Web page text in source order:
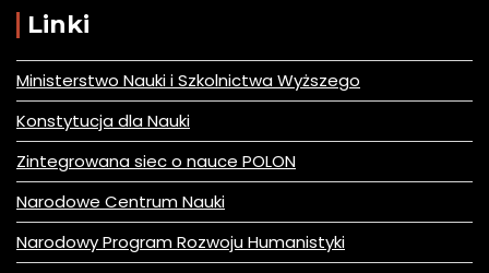
Linki
Ministerstwo Nauki i Szkolnictwa Wyższego
Konstytucja dla Nauki
Zintegrowana siec o nauce POLON
Narodowe Centrum Nauki
Narodowy Program Rozwoju Humanistyki